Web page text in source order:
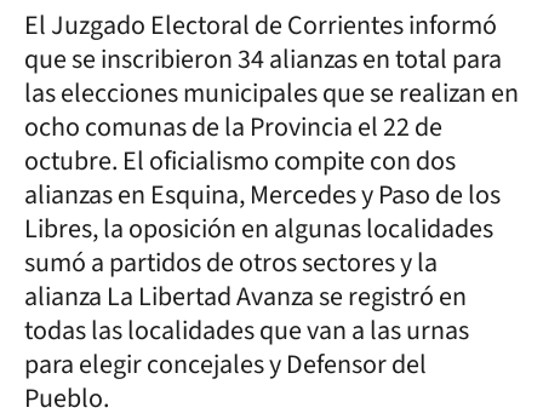
El Juzgado Electoral de Corrientes informó
que se inscribieron 34 alianzas en total para
las elecciones municipales que se realizan en
ocho comunas de la Provincia el 22 de
octubre. El oficialismo compite con dos
alianzas en Esquina, Mercedes y Paso de los
Libres, la oposición en algunas localidades
sumó a partidos de otros sectores y la
alianza La Libertad Avanza se registró en
todas las localidades que van a las urnas
para elegir concejales y Defensor del
Pueblo.